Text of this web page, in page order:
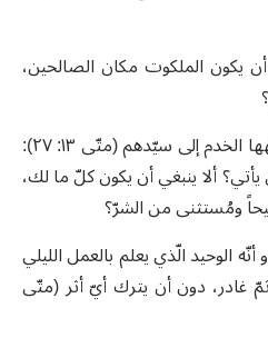
أن يكون الملكوت مكان الصالحين،
هذا هو مغزى الأسئلة الّتي وجّهها الخدم إلى سيّدهم (متّى ١٣: ٢٧):
ألا ينبغي أن يكون كلّ ما لك،
ومُستثنى من الشرّ؟
الوحيد الّذي يعلم بالعمل الليلي
غادر، دون أن يترك أيّ أثر (متّى